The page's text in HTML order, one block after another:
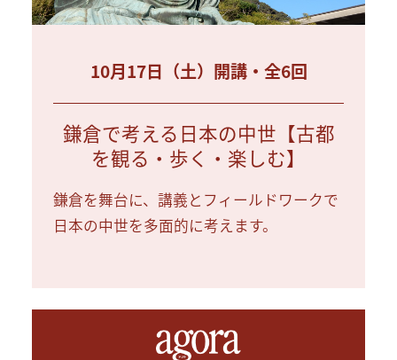
10月17日（土）開講・全6回
鎌倉で考える日本の中世【古都
を観る・歩く・楽しむ】
鎌倉を舞台に、講義とフィールドワークで
日本の中世を多面的に考えます。